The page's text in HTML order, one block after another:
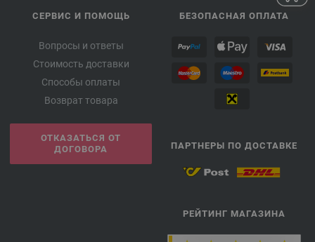
СЕРВИС И ПОМОЩЬ
Вопросы и ответы
Стоимость доставки
Способы оплаты
Возврат товара
ОТКАЗАТЬСЯ ОТ
ДОГОВОРА
БЕЗОПАСНАЯ ОПЛАТА
ПАРТНЕРЫ ПО ДОСТАВКЕ
РЕЙТИНГ МАГАЗИНА